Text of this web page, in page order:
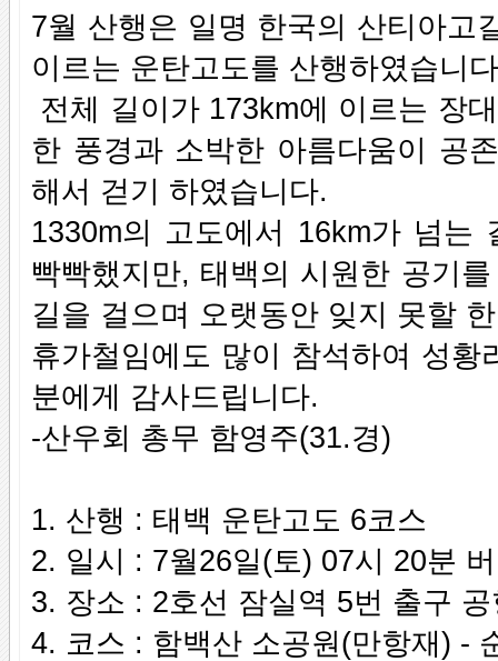
7월 산행은 일명 한국의 산티아고
이르는 운탄고도를 산행하였습니
전체 길이가 173km에 이르는 장
한 풍경과 소박한 아름다움이 공
해서 걷기 하였습니다.
1330m의 고도에서 16km가 넘는
빡빡했지만, 태백의 시원한 공기
길을 걸으며 오랫동안 잊지 못할
휴가철임에도 많이 참석하여 성
분에게 감사드립니다.
-산우회 총무 함영주(31.경)
1. 산행 : 태백 운탄고도 6코스
2. 일시 : 7월26일(토) 07
3. 장소 : 2호선 잠실역 5번 출구
4. 코스 : 함백산 소공원(만항재) -